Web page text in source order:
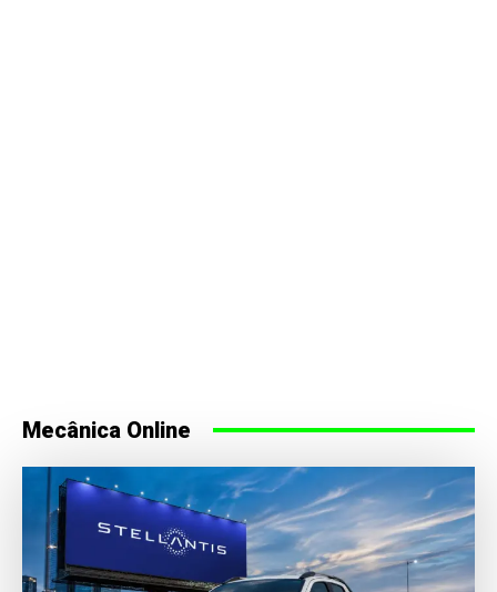
Mecânica Online